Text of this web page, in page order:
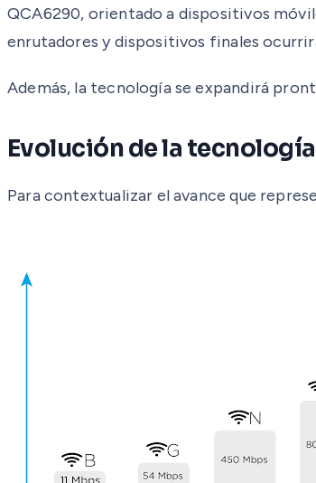
QCA6290, orientado a dispositivos
enrutadores y dispositivos finales
Además, la tecnología se expandirá
Evolución de la
Para contextualizar el avance que